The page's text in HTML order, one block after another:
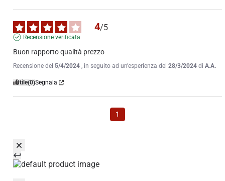
4/5
Recensione verificata
Buon rapporto qualità prezzo
Recensione del 5/4/2024 , in seguito ad un'esperienza del 28/3/2024 di A.A.
Utile(0)Segnala
1